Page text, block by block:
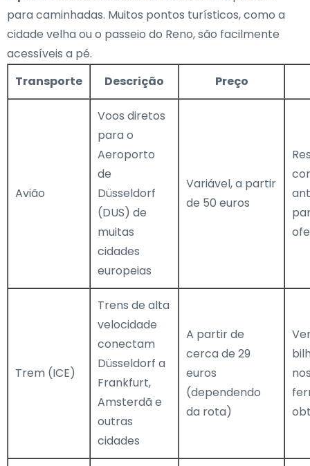
para caminhadas. Muitos pontos turísticos, como a
cidade velha ou o passeio do Reno, são facilmente
acessíveis a pé.
Transporte
Descrição Preço
Avião
Voos diretos
para o
Aeroporto
de
Düsseldorf
(DUS) de
muitas
cidades
europeias
Variável, a partir
de 50 euros
Trem (ICE)
Trens de alta
velocidade
conectam
Düsseldorf a
Frankfurt,
Amsterdã e
outras
cidades
A partir de
cerca de 29
euros
(dependendo
da rota)